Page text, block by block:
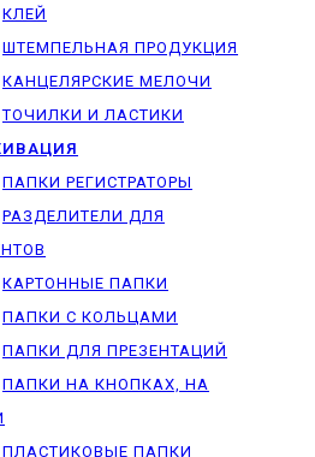
КЛЕЙ
ШТЕМПЕЛЬНАЯ ПРОДУКЦИЯ
КАНЦЕЛЯРСКИЕ МЕЛОЧИ
ТОЧИЛКИ И ЛАСТИКИ
ПАПКИ РЕГИСТРАТОРЫ
РАЗДЕЛИТЕЛИ ДЛЯ
КАРТОННЫЕ ПАПКИ
ПАПКИ С КОЛЬЦАМИ
ПАПКИ ДЛЯ ПРЕЗЕНТАЦИЙ
ПАПКИ НА КНОПКАХ, НА
ПЛАСТИКОВЫЕ ПАПКИ